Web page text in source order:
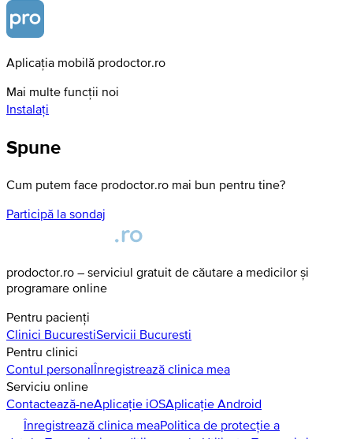
Aplicația mobilă prodoctor.ro
Mai multe funcții noi
Instalați
Spune
Cum putem face prodoctor.ro mai bun pentru tine?
Participă la sondaj
prodoctor.ro – serviciul gratuit de căutare a medicilor și
programare online
Pentru pacienți
Clinici BucurestiServicii Bucuresti
Pentru clinici
Contul personalÎnregistrează clinica mea
Serviciu online
Contactează-neAplicație iOSAplicație Android
Înregistrează clinica meaPolitica de protecție a